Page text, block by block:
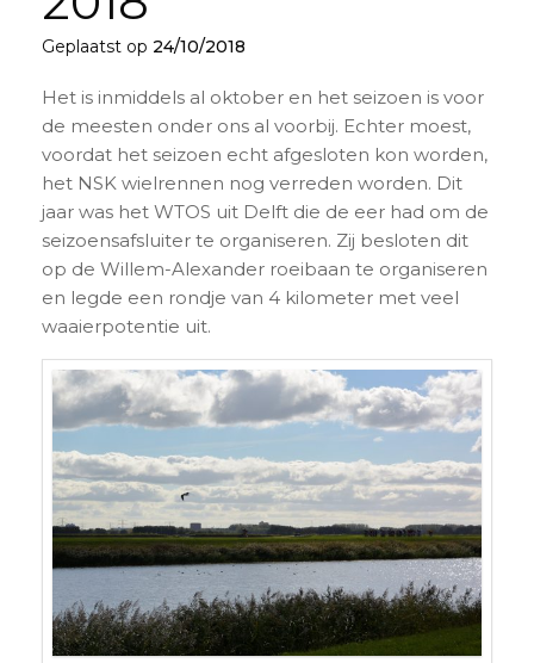
Geplaatst op 24/10/2018
Het is inmiddels al oktober en het seizoen is voor
de meesten onder ons al voorbij. Echter moest,
voordat het seizoen echt afgesloten kon worden,
het NSK wielrennen nog verreden worden. Dit
jaar was het WTOS uit Delft die de eer had om de
seizoensafsluiter te organiseren. Zij besloten dit
op de Willem-Alexander roeibaan te organiseren
en legde een rondje van 4 kilometer met veel
waaierpotentie uit.